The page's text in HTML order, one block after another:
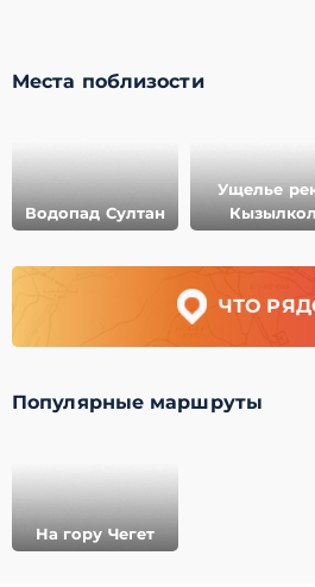
Места поблизости
Водопад Султан
Ущелье
Кызылкол
ЧТО
Популярные маршруты
На гору Чегет